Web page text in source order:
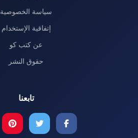
سياسة الخصوصية
إتفاقية الإستخدام
عن كتب كو
حقوق النشر
تابعنا